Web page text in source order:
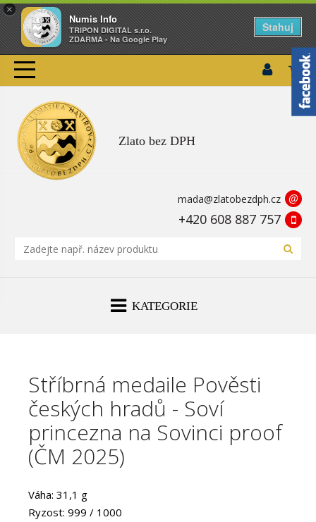
×
Numis Info
TRIPON DIGITAL s.r.o.
ZDARMA - Na Google Play
Stahuj
Zlato bez DPH
mada@zlatobezdph.cz @
+420 608 887 757
KATEGORIE
Stříbrná medaile Pověsti
českých hradů - Soví
princezna na Sovinci proof
(ČM 2025)
Váha: 31,1 g
Ryzost: 999 / 1000